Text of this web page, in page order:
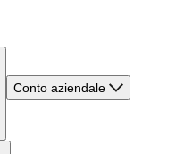
Conto aziendale